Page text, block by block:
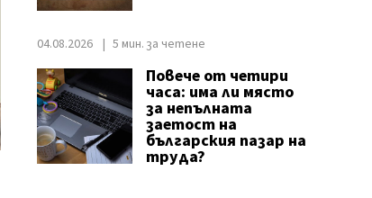
04.08.2026 5 мин. за четене
Повече от четири
часа: има ли място
за непълната
заетост на
българския пазар на
труда?